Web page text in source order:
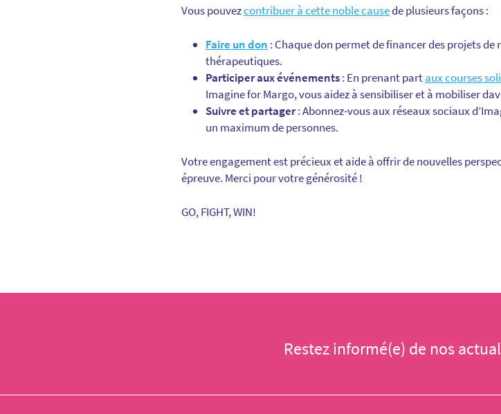
Vous pouvezcontribuer à cette noble causede plusieurs façons :
Faire un don : Chaque don permet de financer des projets
thérapeutiques.
Participer aux événements: En prenant partaux courses
Imagine for Margo, vous aidez à sensibiliser et à mobiliser
Suivre et partager: Abonnez-vous aux réseaux sociaux
un maximum de personnes.
Votre engagement est précieux et aide à offrir de nouvelles
épreuve. Merci pour votre générosité !
GO, FIGHT, WIN!
Restez informé(e) de nos